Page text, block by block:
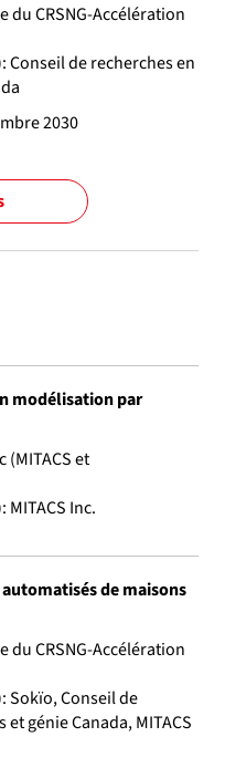
CRSNG-Accélération
de recherches en
2030
modélisation par
et
Inc.
de maisons
CRSNG-Accélération
Sokïo, Conseil de
génie Canada, MITACS